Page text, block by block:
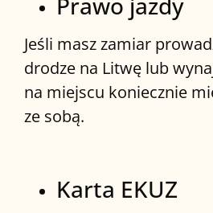
Jeśli masz zamiar
drodze na Litwę lub
na miejscu koniecznie
ze sobą.
Karta EKUZ